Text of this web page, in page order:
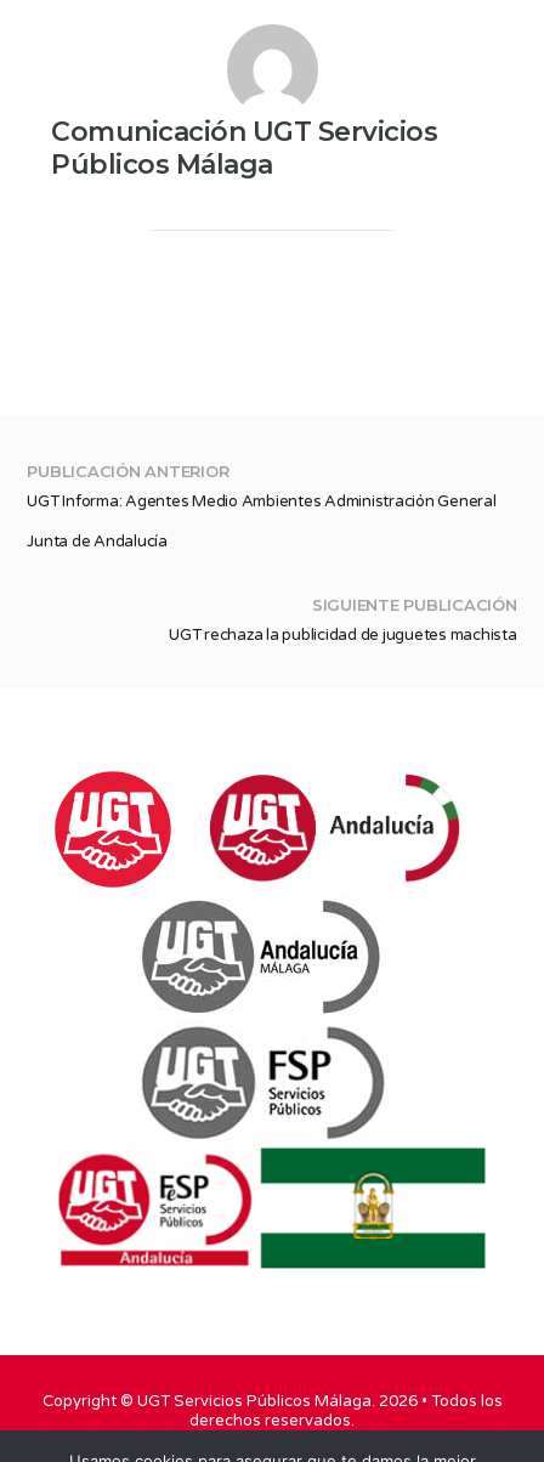
Comunicación UGT Servicios
Públicos Málaga
PUBLICACIÓN ANTERIOR
UGT Informa: Agentes Medio Ambientes Administración General
Junta de Andalucía
SIGUIENTE PUBLICACIÓN
UGT rechaza la publicidad de juguetes machista
Copyright © UGT Servicios Públicos Málaga. 2026 • Todos los
derechos reservados.